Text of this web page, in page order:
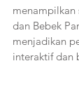
menampilkan
dan Bebek
menjadikan
interaktif dan